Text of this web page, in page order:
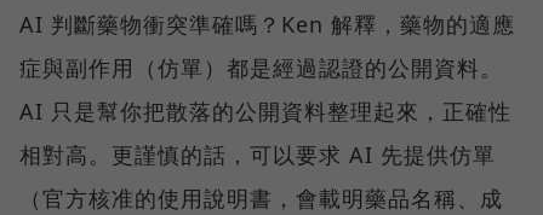
AI 判斷藥物衝突準確嗎？Ken 解釋，藥物的適應
症與副作用（仿單）都是經過認證的公開資料。
AI 只是幫你把散落的公開資料整理起來，正確性
相對高。更謹慎的話，可以要求 AI 先提供仿單
（官方核准的使用說明書，會載明藥品名稱、成